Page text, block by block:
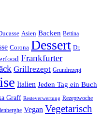
Asien Backen Bettina
Corona Dessert Dr.
Frankfurter
Grillrezept Grundrezept
Italien Jeden Tag ein Buch
Graff Resteverwertung Rezeptwoche
Vegan Vegetarisch